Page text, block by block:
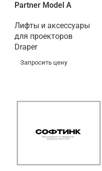
Partner Model A
Лифты и аксессуары
для проекторов
Draper
Запросить цену